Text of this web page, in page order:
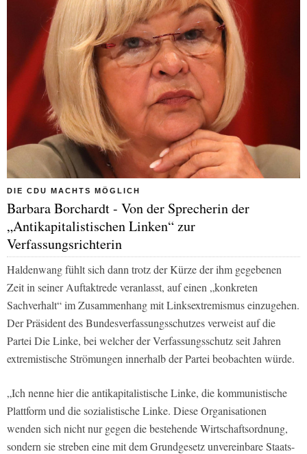
DIE CDU MACHTS MÖGLICH
Barbara Borchardt - Von der Sprecherin der
„Antikapitalistischen Linken“ zur
Verfassungsrichterin
Haldenwang fühlt sich dann trotz der Kürze der ihm gegebenen
Zeit in seiner Auftaktrede veranlasst, auf einen „konkreten
Sachverhalt“ im Zusammenhang mit Linksextremismus einzugehen.
Der Präsident des Bundesverfassungsschutzes verweist auf die
Partei Die Linke, bei welcher der Verfassungsschutz seit Jahren
extremistische Strömungen innerhalb der Partei beobachten würde.
„Ich nenne hier die antikapitalistische Linke, die kommunistische
Plattform und die sozialistische Linke. Diese Organisationen
wenden sich nicht nur gegen die bestehende Wirtschaftsordnung,
sondern sie streben eine mit dem Grundgesetz unvereinbare Staats-